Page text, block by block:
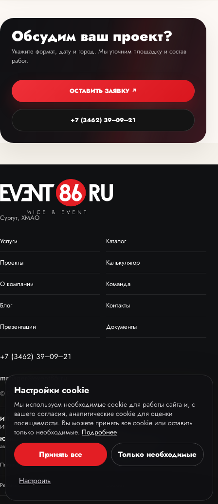
Обсудим ваш проект?
Укажите формат, дату и город. Мы уточним площадку и состав
работ.
ОСТАВИТЬ ЗАЯВКУ ↗
+7 (3462) 39‒09‒21
Сургут, ХМАО
Услуги Каталог
Проекты Калькулятор
О компании Команда
Блог Контакты
Презентации Документы
+7 (3462) 39‒09‒21
manager@event86.ru
© EVENT86, 2013–2026
ИП Сухов Дмитрий Андреевич
ИНН 860232236221ОГРНИП 318861700070486
Юридический адрес:
автономный округ - Югра, г. Сургут, ул. 50 лет ВЛКСМ 1, офис 508
Политика конфиденциальности Пользовательское соглашение
Реквизиты
Настройки cookie
Мы используем необходимые cookie для работы сайта и, с
вашего согласия, аналитические cookie для оценки
посещаемости. Вы можете принять все cookie или оставить
только необходимые. Подробнее
Принять все Только необходимые
Настроить